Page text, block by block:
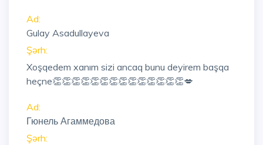
Ad:
Gulay Asadullayeva
Şərh:
Xoşqedem xanım sizi ancaq bunu deyirem başqa
heçne👏👏👏👏👏👏👏👏👏👏👏👏👏👏💋
Ad:
Гюнель Агаммедова
Şərh: